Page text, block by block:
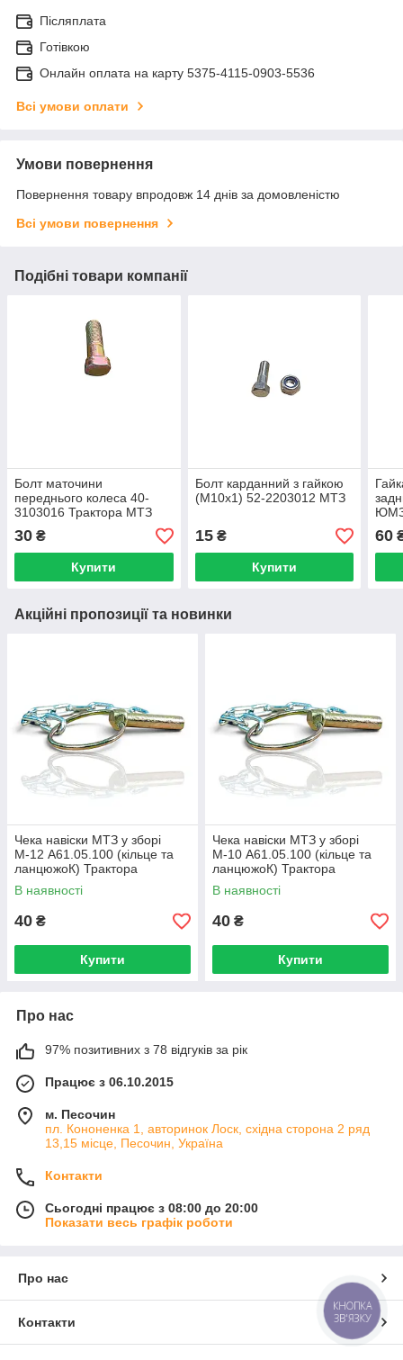
Післяплата
Готівкою
Онлайн оплата на карту 5375-4115-0903-5536
Всі умови оплати
Умови повернення
Повернення товару впродовж 14 днів за домовленістю
Всі умови повернення
Подібні товари компанії
Болт маточини
переднього колеса 40-
3103016 Трактора МТЗ
30 ₴
Купити
Болт карданний з гайкою
(М10х1) 52-2203012 МТЗ
15₴
Купити
60
Акційні пропозиції та новинки
Чека навіски МТЗ у зборі
М-12 А61.05.100 (кільце та
ланцюжоК) Трактора
МТЗ-80/82
В наявності
40 ₴
Купити
Чека навіски МТЗ у зборі
М-10 А61.05.100 (кільце та
ланцюжоК) Трактора
МТЗ-80/82
В наявності
40 ₴
Купити
Про нас
97% позитивних з 78 відгуків за рік
Працює з 06.10.2015
м. Песочин
пл. Кононенка 1, авторинок Лоск, східна сторона 2 ряд
13,15 місце, Песочин, Україна
Контакти
Сьогодні працює з 08:00 до 20:00
Показати весь графік роботи
Про нас
Контакти
КНОПКА
ЗВ'ЯЗКУ